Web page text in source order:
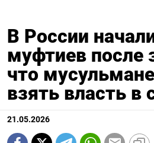
В России
муфтиев после
что
взять власть в
21.05.2026